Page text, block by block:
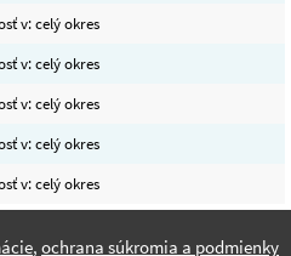
v: celý okres
v: celý okres
v: celý okres
v: celý okres
v: celý okres
, ochrana súkromia a podmienky